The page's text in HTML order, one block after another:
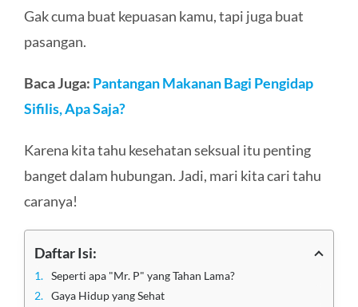
Gak cuma buat kepuasan kamu, tapi juga buat
pasangan.
Baca Juga: Pantangan Makanan Bagi Pengidap
Sifilis, Apa Saja?
Karena kita tahu kesehatan seksual itu penting
banget dalam hubungan. Jadi, mari kita cari tahu
caranya!
Daftar Isi:
Seperti apa "Mr. P" yang Tahan Lama?
Gaya Hidup yang Sehat